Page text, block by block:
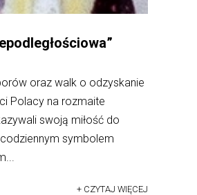
oraz walk o odzyskanie
Polacy na rozmaite
swoją miłość do
symbolem
+ CZYTAJ WIĘCEJ